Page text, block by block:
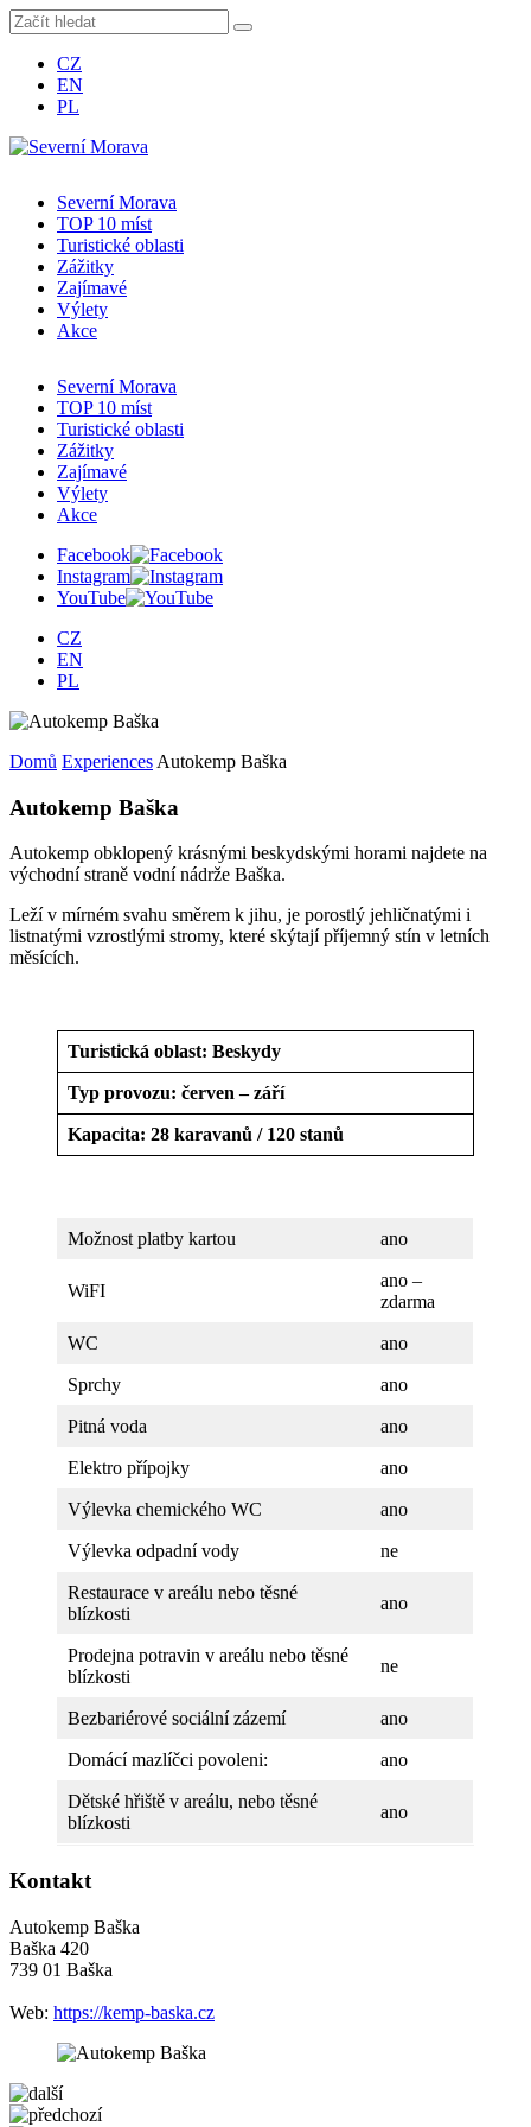
CZ
EN
PL
Severní Morava
TOP 10 míst
Turistické oblasti
Zážitky
Zajímavé
Výlety
Akce
Severní Morava
TOP 10 míst
Turistické oblasti
Zážitky
Zajímavé
Výlety
Akce
Facebook
Instagram
YouTube
CZ
EN
PL
Domů Experiences Autokemp Baška
Autokemp Baška
Autokemp obklopený krásnými beskydskými horami najdete na
východní straně vodní nádrže Baška.
Leží v mírném svahu směrem k jihu, je porostlý jehličnatými i
listnatými vzrostlými stromy, které skýtají příjemný stín v letních
měsících.
Turistická oblast: Beskydy
Typ provozu: červen – září
Kapacita: 28 karavanů / 120 stanů
Možnost platby kartou ano
WiFI
ano –
zdarma
WC ano
Sprchy ano
Pitná voda ano
Elektro přípojky ano
Výlevka chemického WC ano
Výlevka odpadní vody ne
Restaurace v areálu nebo těsné
blízkosti
ano
Prodejna potravin v areálu nebo těsné
blízkosti
ne
Bezbariérové sociální zázemí ano
Domácí mazlíčci povoleni: ano
Dětské hřiště v areálu, nebo těsné
blízkosti
ano
Kontakt
Autokemp Baška
Baška 420
739 01 Baška
Web: https://kemp-baska.cz
5 km